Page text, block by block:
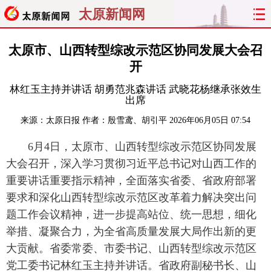
太原新闻网
首页 聚焦 太原 山西
看天下 晋月读 最太原 网罗民生
太原日报 太原晚报 热评 社区
太原市、山西转型综改示范区协同发展大会召
开
林红玉主持并讲话 胡勇范兆森讲话 武晓花杨继承张效生
出席
来源： 太原日报 作者：殷雪鸢、胡引平 2026年06月05日 07:54
6月4日，太原市、山西转型综改示范区协同发展
大会召开，深入学习贯彻习近平总书记对山西工作的
重要讲话重要指示精神，全面落实省委、省政府部署
要求和深化山西转型综改示范区改革着力解决突出问
题工作会议精神，进一步提高站位、统一思想，细化
举措、凝聚合力，为全省高质量发展大局作出新的更
大贡献。省委常委、市委书记、山西转型综改示范区
党工委书记林红玉主持并讲话。省政府副秘书长、山